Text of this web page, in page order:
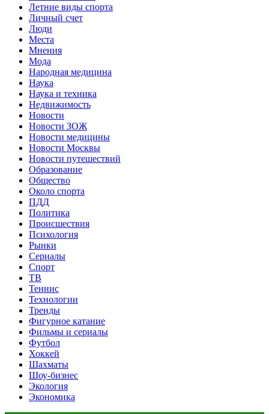
Летние виды спорта
Личный счет
Люди
Места
Мнения
Мода
Народная медицина
Наука
Наука и техника
Недвижимость
Новости
Новости ЗОЖ
Новости медицины
Новости Москвы
Новости путешествий
Образование
Общество
Около спорта
ПДД
Политика
Происшествия
Психология
Рынки
Сериалы
Спорт
ТВ
Теннис
Технологии
Тренды
Фигурное катание
Фильмы и сериалы
Футбол
Хоккей
Шахматы
Шоу-бизнес
Экология
Экономика